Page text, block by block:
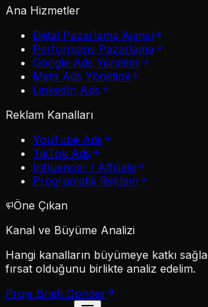
Ana Hizmetler
Dijital Pazarlama Ajansı
Performans Pazarlama
Google Ads Yönetimi
Meta Ads Yönetimi
LinkedIn Ads
Reklam Kanalları
YouTube Ads
TikTok Ads
Influencer / Affiliate
Programatik Reklam
Öne Çıkan
Kanal ve Büyüme Analizi
Hangi kanalların büyümeye katkı
fırsat olduğunu birlikte analiz edelim.
Proje Briefi Gönder